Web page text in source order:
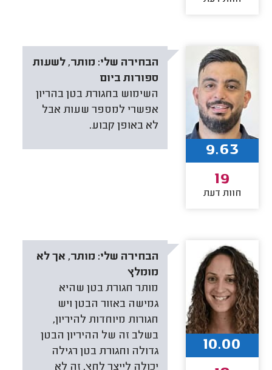
הבחירה שלי: מותר, לשעות
ספורות ביום
השימוש בחגורת בטן בהריון
אפשרי למספר שעות אבל
לא באופן קבוע.
9.63
19
חוות דעת
הבחירה שלי: מותר, אך לא
מומלץ
מותר חגורת בטן שהיא
גמישה באזור הבטן ויש
חגורות מיוחדות להיריון,
בשלב זה של ההיריון הבטן
גדולה וחגורת בטן רגילה
10.00